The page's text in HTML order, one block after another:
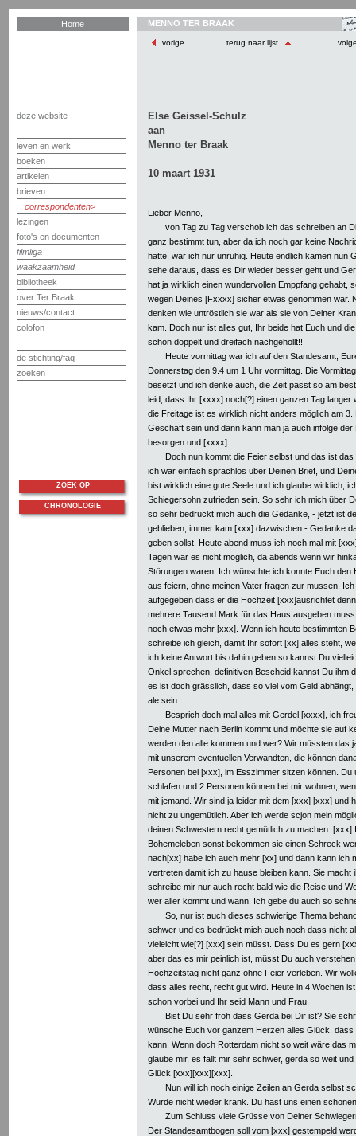
Home
deze website
leven en werk
boeken
artikelen
brieven
correspondenten
lezingen
foto's en documenten
filmliga
waakzaamheid
bibliotheek
over Ter Braak
nieuws/contact
colofon
de stichting/faq
zoeken
MENNO TER BRAAK
vorige terug naar lijst
Else Geissel-Schulz
aan
Menno ter Braak
10 maart 1931
Lieber Menno,
von Tag zu Tag verschob ich das schreiben an
ganz bestimmt tun, aber da ich noch gar keine
hatte, war ich nur unruhig. Heute endlich kamen nun
sehe daraus, dass es Dir wieder besser geht und
hat ja wirklich einen wundervollen Emppfang gehabt,
wegen Deines [Fxxxx] sicher etwas genommen war.
denken wie untröstlich sie war als sie von Deiner
kam. Doch nur ist alles gut, Ihr beide hat Euch und
schon doppelt und dreifach nachgehollt!!
Heute vormittag war ich auf den Standesamt,
Donnerstag den 9.4 um 1 Uhr vormittag. Die
besetzt und ich denke auch, die Zeit passt so am
leid, dass Ihr [xxxx] noch[?] einen ganzen Tag langer
die Freitage ist es wirklich nicht anders möglich am
Geschaft sein und dann kann man ja auch infolge
besorgen und [xxxx].
Doch nun kommt die Feier selbst und das ist
ich war einfach sprachlos über Deinen Brief, und
bist wirklich eine gute Seele und ich glaube wirklich,
Schiegersohn zufrieden sein. So sehr ich mich über
so sehr bedrückt mich auch die Gedanke, - jetzt ist
geblieben, immer kam [xxx] dazwischen.- Gedanke
geben sollst. Heute abend muss ich noch mal mit
Tagen war es nicht möglich, da abends wenn wir
Störungen waren. Ich wünschte ich konnte Euch den
aus feiern, ohne meinen Vater fragen zur mussen.
aufgegeben dass er die Hochzeit [xxx]ausrichtet
mehrere Tausend Mark für das Haus ausgeben
noch etwas mehr [xxx]. Wenn ich heute bestimmten
schreibe ich gleich, damit Ihr sofort [xx] alles steht,
ich keine Antwort bis dahin geben so kannst Du
Onkel sprechen, definitiven Bescheid kannst Du ihm
es ist doch grässlich, dass so viel vom Geld
ale sein.
Besprich doch mal alles mit Gerdel [xxxx], ich
Deine Mutter nach Berlin kommt und möchte sie auf
werden den alle kommen und wer? Wir müssten das
mit unserem eventuellen Verwandten, die können
Personen bei [xxx], im Esszimmer sitzen können. Du
schlafen und 2 Personen können bei mir wohnen,
mit jemand. Wir sind ja leider mit dem [xxx] [xxx] und
nicht zu ungemütlich. Aber ich werde scjon mein
deinen Schwestern recht gemütlich zu machen. [xxx]
Bohemeleben sonst bekommen sie einen Schreck
nach[xx] habe ich auch mehr [xx] und dann kann ich
vertreten damit ich zu hause bleiben kann. Sie macht
schreibe mir nur auch recht bald wie die Reise und
wer aller kommt und wann. Ich gebe du auch so
So, nur ist auch dieses schwierige Thema
schwer und es bedrückt mich auch noch dass nicht
vieleicht wie[?] [xxx] sein müsst. Dass Du es gern
aber das es mir peinlich ist, müsst Du auch
Hochzeitstag nicht ganz ohne Feier verleben. Wir
dass alles recht, recht gut wird. Heute in 4 Wochen
schon vorbei und Ihr seid Mann und Frau.
Bist Du sehr froh dass Gerda bei Dir ist? Sie
wünsche Euch vor ganzem Herzen alles Glück,
kann. Wenn doch Rotterdam nicht so weit wäre das
glaube mir, es fällt mir sehr schwer, gerda so weit
Glück [xxx][xxx][xxx].
Nun will ich noch einige Zeilen an Gerda selbst
Wurde nicht wieder krank. Du hast uns einen
Zum Schluss viele Grüsse von Deiner
Der Standesamtbogen soll vom [xxx] gestempeld
ZOEK OP
CHRONOLOGIE